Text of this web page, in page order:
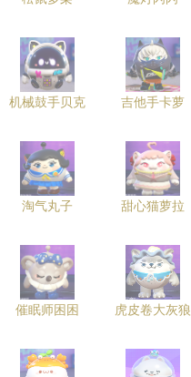
机械鼓手贝克 吉他手卡萝
淘气丸子 甜心猫萝拉
催眠师困困 虎皮卷大灰狼